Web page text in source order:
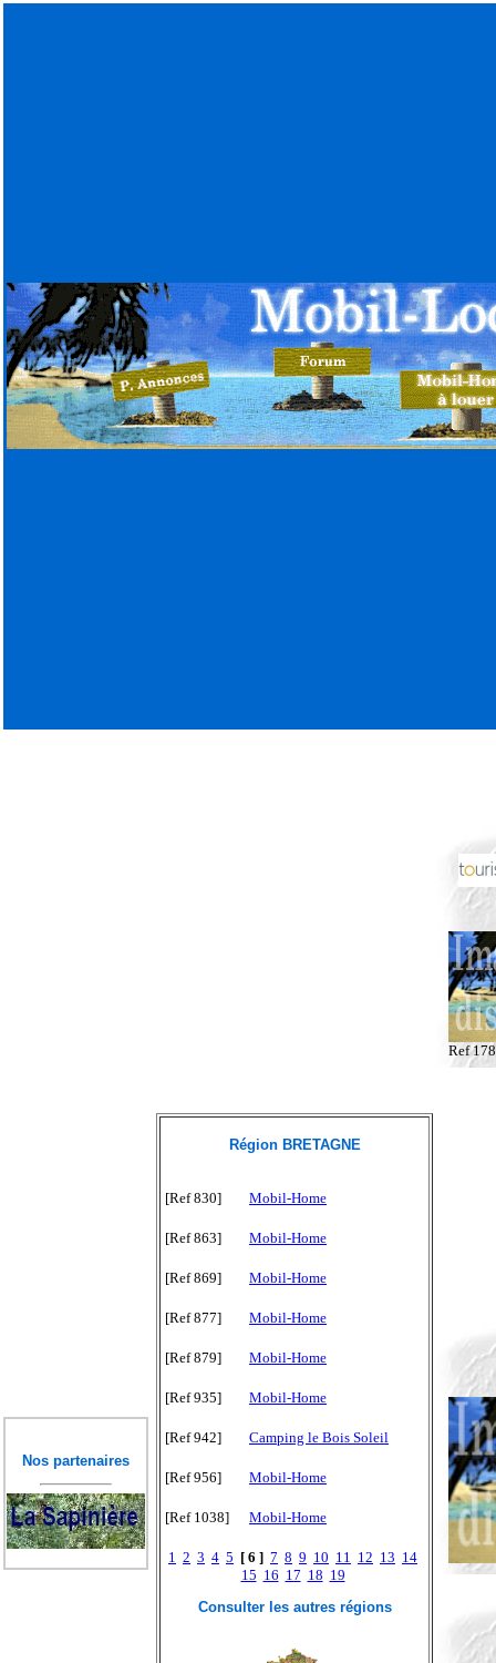
Nos partenaires
Région BRETAGNE
[Ref 830] Mobil-Home
[Ref 863] Mobil-Home
[Ref 869] Mobil-Home
[Ref 877] Mobil-Home
[Ref 879] Mobil-Home
[Ref 935] Mobil-Home
[Ref 942] Camping le Bois Soleil
[Ref 956] Mobil-Home
[Ref 1038] Mobil-Home
1 2 3 4 5 [ 6 ] 7 8 9 10 11 12 13 14
15 16 17 18 19
Consulter les autres régions
Ref